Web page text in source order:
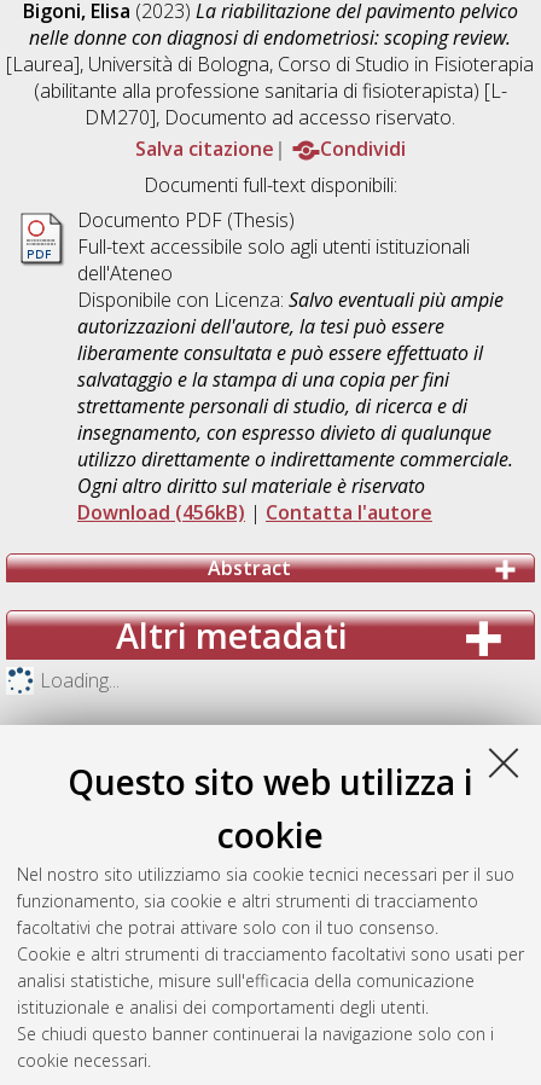
Questo sito web utilizza i
cookie
Nel nostro sito utilizziamo sia cookie tecnici necessari per il suo
funzionamento, sia cookie e altri strumenti di tracciamento
facoltativi che potrai attivare solo con il tuo consenso.
Cookie e altri strumenti di tracciamento facoltativi sono usati per
analisi statistiche, misure sull'efficacia della comunicazione
istituzionale e analisi dei comportamenti degli utenti.
Se chiudi questo banner continuerai la navigazione solo con i
cookie necessari.
Bigoni, Elisa (2023) La riabilitazione del pavimento pelvico
nelle donne con diagnosi di endometriosi: scoping review.
[Laurea], Università di Bologna, Corso di Studio in Fisioterapia
(abilitante alla professione sanitaria di fisioterapista) [L-
DM270], Documento ad accesso riservato.
Salva citazione
Condividi
Documenti full-text disponibili:
Documento PDF (Thesis)
Full-text accessibile solo agli utenti istituzionali
dell'Ateneo
Disponibile con Licenza: Salvo eventuali più ampie
autorizzazioni dell'autore, la tesi può essere
liberamente consultata e può essere effettuato il
salvataggio e la stampa di una copia per fini
strettamente personali di studio, di ricerca e di
insegnamento, con espresso divieto di qualunque
utilizzo direttamente o indirettamente commerciale.
Ogni altro diritto sul materiale è riservato
Download (456kB) | Contatta l'autore
Abstract
Altri metadati
Loading...
Gestione del documento: